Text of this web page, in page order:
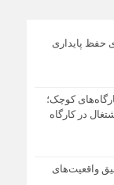
حفظ پایداری
کوچک؛
در کارگاه
واقعیت‌های